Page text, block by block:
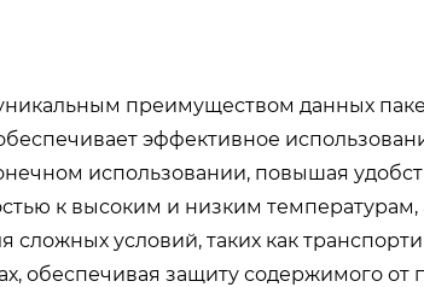
преимуществом данных
эффективное
использовании, повышая
к высоким и низким температурам,
сложных условий, таких как
обеспечивая защиту содержимого